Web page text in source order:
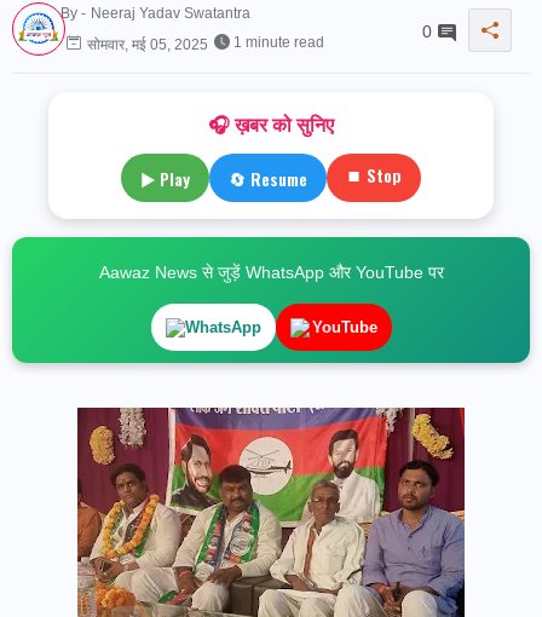
By - Neeraj Yadav Swatantra
सोमवार, मई 05, 2025
1 minute read
0
🎧 ख़बर को सुनिए
▶ Play 🔄 Resume ⏹ Stop
Aawaz News से जुड़ें WhatsApp और YouTube पर
WhatsApp YouTube